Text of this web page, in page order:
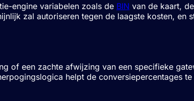
engine variabelen zoals de BIN van de kaart,
zal autoriseren tegen de laagste kosten, en
of een zachte afwijzing van een specifieke
helpt de conversiepercentages